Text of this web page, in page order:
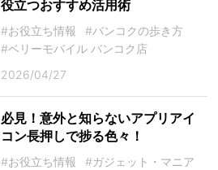
役立つおすすめ活用術
#お役立ち情報
#バンコクの歩き方
#ベリーモバイル バンコク店
2026/04/27
必見！意外と知らないアプリアイ
コン長押しで捗る色々！
#お役立ち情報
#ガジェット・マニア